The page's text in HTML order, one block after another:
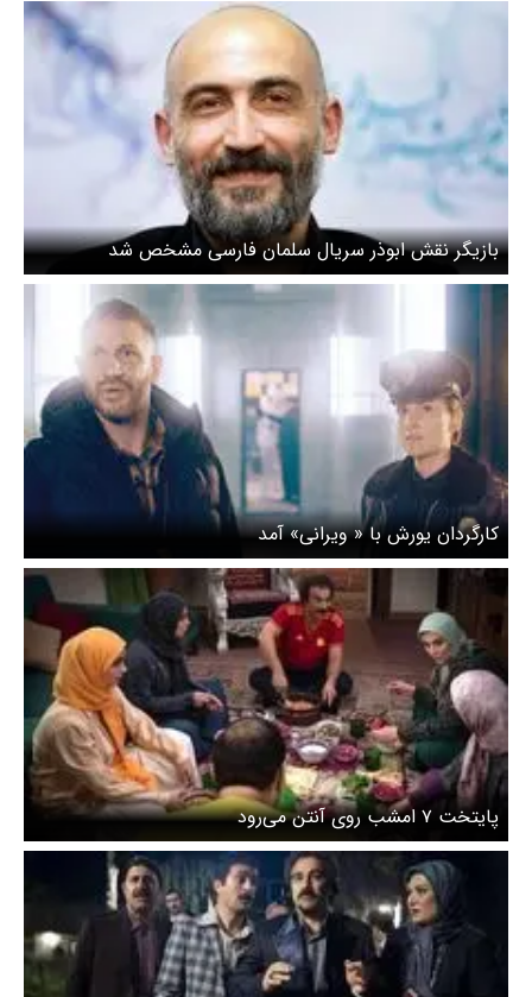
بازیگر نقش ابوذر سریال سلمان فارسی مشخص شد
کارگردان یورش با « ویرانی» آمد
پایتخت ۷ امشب روی آنتن می‌رود